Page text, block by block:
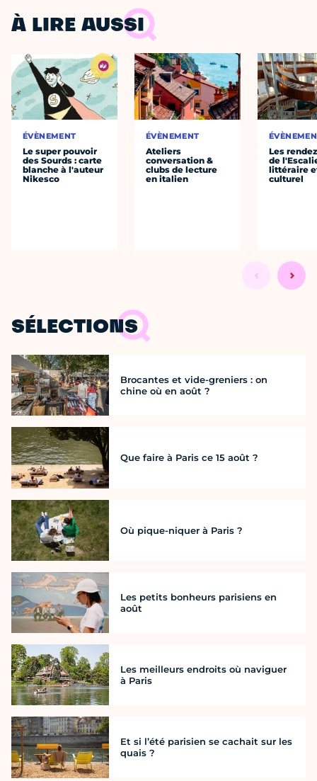
À LIRE AUSSI
ÉVÈNEMENT
Le super pouvoir
des Sourds : carte
blanche à l'auteur
Nikesco
ÉVÈNEMENT
Ateliers
conversation &
clubs de lecture
en italien
Les
de
littéraire
culturel
SÉLECTIONS
Brocantes et vide-greniers : on
chine où en août ?
Que faire à Paris ce 15 août ?
Où pique-niquer à Paris ?
Les petits bonheurs parisiens en
août
Les meilleurs endroits où naviguer
à Paris
Et si l’été parisien se cachait sur les
quais ?